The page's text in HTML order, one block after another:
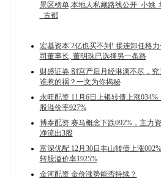
景区榜单,本地人私藏路线公开_小姚_
_古都
宏基资本 2亿也买不到! 接连卸任格
司董事长, 董明珠已选择另一条路
财盛证券 剖宫产后月经淋漓不尽，究
谁惹的祸？一文为你揭秘
永旺配资 11月6日上银转债上涨034%
股溢价率927%
博泰配资 赛马概念下跌092%，主力
净流出3股
富深优配 12月30日丰山转债上涨
转股溢价率1925%
金河配资 金价涨势能否持续？